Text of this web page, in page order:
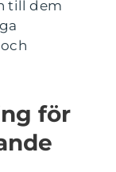
till dem
för